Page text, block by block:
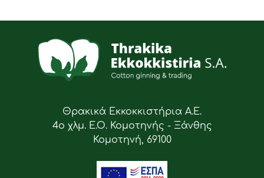
Θρακικά Εκκοκκιστήρια Α.Ε.
4ο χλμ. Ε.Ο. Κομοτηνής - Ξάνθης
Κομοτηνή, 69100